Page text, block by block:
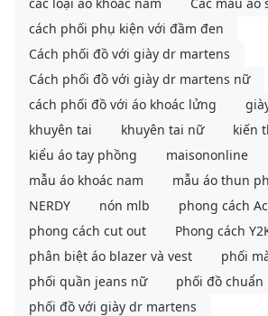
cách phối phụ kiện với đầm đen
Cách phối đồ với giày dr martens
Cách phối đồ với giày dr martens nữ
cách phối đồ với áo khoác lửng
khuyên tai
khuyên tai nữ
kiến
kiểu áo tay phồng
maisononline
mẫu áo khoác nam
mẫu áo thun
NERDY
nón mlb
phong cách
phong cách cut out
Phong cách
phân biệt áo blazer và vest
phối
phối quần jeans nữ
phối đồ chuẩn
phối đồ với giày dr martens